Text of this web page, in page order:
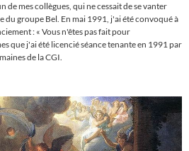
mes collègues, qui ne cessait de se vanter
groupe Bel. En mai 1991, j'ai été convoqué à
: « Vous n'êtes pas fait pour
que j'ai été licencié séance tenante en 1991 par
de la CGI.